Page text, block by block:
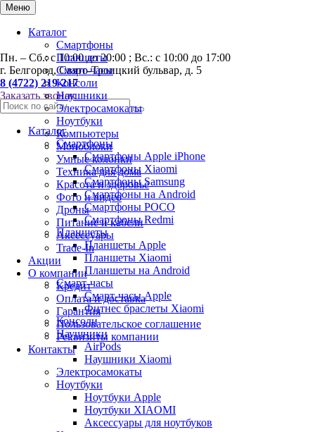
Меню
Каталог
Смартфоны
Планшеты
Смарт-часы
Консоли
Наушники
Электросамокаты
Ноутбуки
Компьютеры
Моноблоки
Умные колонки
Техника для дома
Красота и здоровье
Фото и видео
Дроны
Питание и кабели
Аксессуары
Trade-In
Акции
О компании
Кредит
Оплата и доставка
Гарантия
Пользовательское соглашение
Реквизиты компании
Контакты
0
Пн. – Сб.: с 10:00 до 20:00 ; Вс.: с 10:00 до 17:00
г. Белгород, Свято-Троицкий бульвар, д. 5
8 (4722) 219-217
Заказать звонок
Каталог
Смартфоны
Смартфоны Apple iPhone
Смартфоны Хiaomi
Смартфоны Samsung
Смартфоны на Android
Смартфоны POCO
Смартфоны Redmi
Планшеты
Планшеты Apple
Планшеты Xiaomi
Планшеты на Android
Смарт-часы
Смарт-часы Apple
Фитнес браслеты Xiaomi
Консоли
Наушники
AirPods
Наушники Xiaomi
Электросамокаты
Ноутбуки
Ноутбуки Apple
Ноутбуки XIAOMI
Аксессуары для ноутбуков